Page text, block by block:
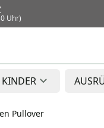
Uhr)
KINDER
Pullover